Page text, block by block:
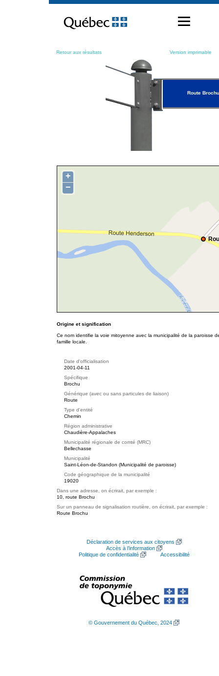
contenu
Retour aux résultats Version imprimable
Route Brochu
+
−
Origine et signification
Ce nom identifie la voie mitoyenne avec la municipalité de la paroisse
famille locale.
Date d'officialisation
2001-04-11
Spécifique
Brochu
Générique (avec ou sans particules de liaison)
Route
Type d'entité
Chemin
Région administrative
Chaudière-Appalaches
Municipalité régionale de comté (MRC)
Bellechasse
Municipalité
Saint-Léon-de-Standon (Municipalité de paroisse)
Code géographique de la municipalité
19020
Dans une adresse, on écrirait, par exemple :
10, route Brochu
Sur un panneau de signalisation routière, on écrirait, par exemple :
Route Brochu
Déclaration de services aux citoyens
Accès à l’information
Politique de confidentialité
Accessibilité
© Gouvernement du Québec, 2024